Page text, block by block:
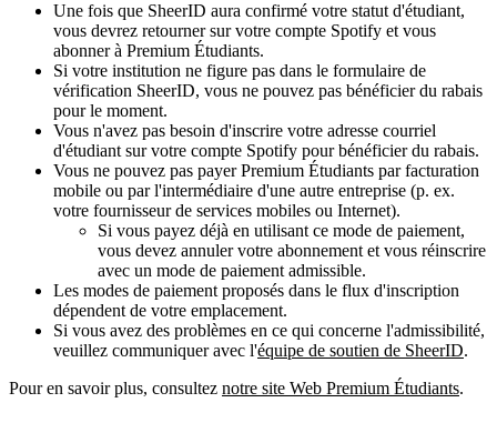
Une fois que SheerID aura confirmé votre statut d'étudiant,
vous devrez retourner sur votre compte Spotify et vous
abonner à Premium Étudiants.
Si votre institution ne figure pas dans le formulaire de
vérification SheerID, vous ne pouvez pas bénéficier du rabais
pour le moment.
Vous n'avez pas besoin d'inscrire votre adresse courriel
d'étudiant sur votre compte Spotify pour bénéficier du rabais.
Vous ne pouvez pas payer Premium Étudiants par facturation
mobile ou par l'intermédiaire d'une autre entreprise (p. ex.
votre fournisseur de services mobiles ou Internet).
Si vous payez déjà en utilisant ce mode de paiement,
vous devez annuler votre abonnement et vous réinscrire
avec un mode de paiement admissible.
Les modes de paiement proposés dans le flux d'inscription
dépendent de votre emplacement.
Si vous avez des problèmes en ce qui concerne l'admissibilité,
veuillez communiquer avec l'équipe de soutien de SheerID.
Pour en savoir plus, consultez notre site Web Premium Étudiants.